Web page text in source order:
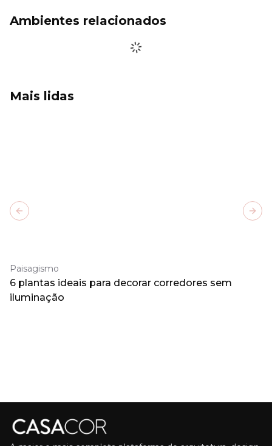
Ambientes relacionados
Mais lidas
Paisagismo
6 plantas ideais para decorar corredores sem
iluminação
Previous slide